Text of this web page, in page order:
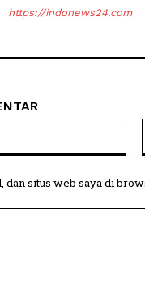
https://indonews24.com
dan situs web saya di